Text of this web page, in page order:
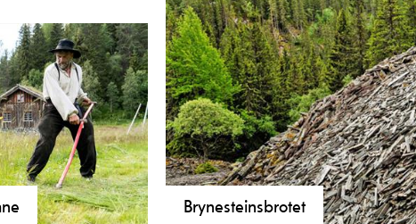
syner me fram
og i smia. Kanskje
sjølv også?
Brynesteinsbrotet